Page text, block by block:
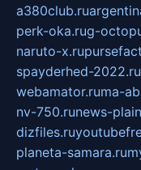
a380club.ru
perk-oka.rug-
naruto-x.ru
spayderhed-2022.ru
webamator.ruma-
nv-750.runews-
dizfiles.ru
planeta-samara.ru